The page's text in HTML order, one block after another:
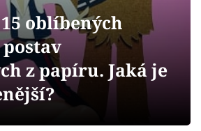
oblíbených
z papíru. Jaká je